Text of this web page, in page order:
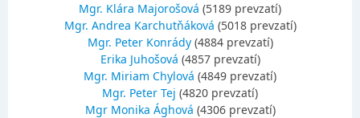
Mgr. Klára Majorošová (5189 prevzatí)
Mgr. Andrea Karchutňáková (5018 prevzatí)
Mgr. Peter Konrády(4884 prevzatí)
Erika Juhošová (4857 prevzatí)
Mgr. Miriam Chylová (4849 prevzatí)
Mgr. Peter Tej (4820 prevzatí)
Mgr Monika Ághová (4306 prevzatí)